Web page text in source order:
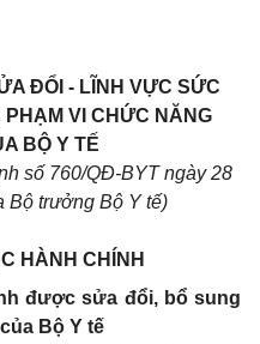
ĐỔI - LĨNH VỰC SỨC
PHẠM VI CHỨC NĂNG
BỘ Y TẾ
số 760/QĐ-BYT ngày28
Bộ trưởng Bộ Y tế)
HÀNH CHÍNH
được sửa đổi, bổ sung
Bộ Y tế